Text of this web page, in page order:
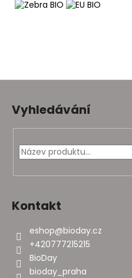
Vyhledávání
Kontakt
eshop@bioday.cz
+420777215215
BioDay
bioday_praha